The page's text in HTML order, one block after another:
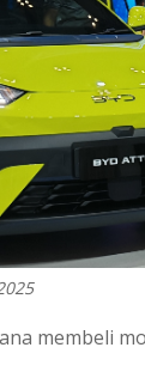
membeli